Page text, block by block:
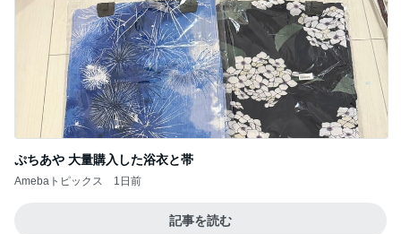
ぷちあや 大量購入した浴衣と帯
Amebaトピックス 1日前
記事を読む